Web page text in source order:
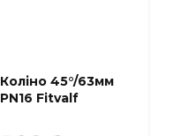
Коліно 45°/63мм
PN16 Fitvalf